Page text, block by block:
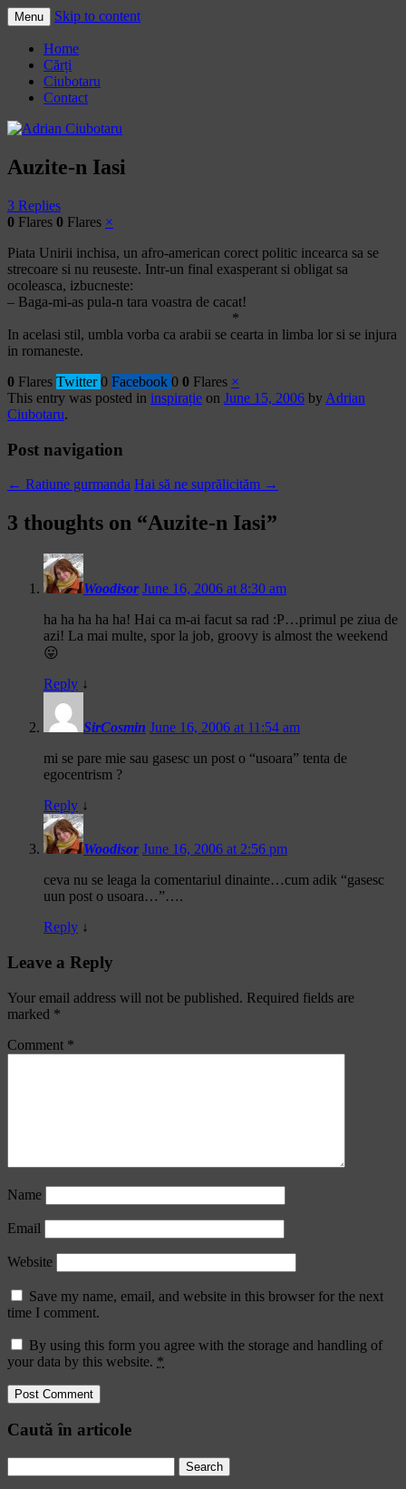
Adrian Ciubotaru
Menu Skip to content
Home
Cărți
Ciubotaru
Contact
Auzite-n Iasi
3 Replies
0 Flares 0 Flares ×
Piata Unirii inchisa, un afro-american corect politic incearca sa se
strecoare si nu reuseste. Intr-un final exasperant si obligat sa
ocoleasca, izbucneste:
– Baga-mi-as pula-n tara voastra de cacat!
*
In acelasi stil, umbla vorba ca arabii se cearta in limba lor si se injura
in romaneste.
0 Flares Twitter 0 Facebook 0 0 Flares ×
This entry was posted in inspirație on June 15, 2006 by Adrian
Ciubotaru.
Post navigation
← Ratiune gurmanda Hai să ne suprălicităm →
3 thoughts on “Auzite-n Iasi”
Woodisor June 16, 2006 at 8:30 am
ha ha ha ha ha! Hai ca m-ai facut sa rad :P…primul pe ziua de
azi! La mai multe, spor la job, groovy is almost the weekend
😛
Reply ↓
SirCosmin June 16, 2006 at 11:54 am
mi se pare mie sau gasesc un post o “usoara” tenta de
egocentrism ?
Reply ↓
Woodisor June 16, 2006 at 2:56 pm
ceva nu se leaga la comentariul dinainte…cum adik “gasesc
uun post o usoara…”….
Reply ↓
Leave a Reply
Your email address will not be published. Required fields are
marked *
Comment *
Name
Email
Website
Save my name, email, and website in this browser for the next
time I comment.
By using this form you agree with the storage and handling of
your data by this website. *
Caută în articole
for: